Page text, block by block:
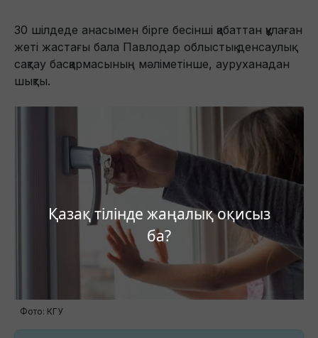
Қазақ тілінде жаңалық оқисыз
ба?
30 шілдеде анасымен бірге бесінші қабаттан құлаған
жеті жастағы бала Павлодар облыстық денсаулық
сақтау басқармасының мәліметінше, ауруханадан
шықты.
Фото: КГУ